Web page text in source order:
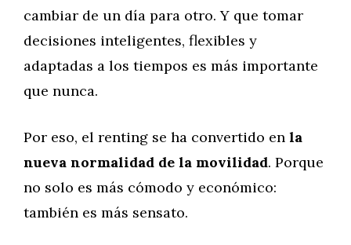
cambiar de un día para otro. Y que tomar
decisiones inteligentes, flexibles y
adaptadas a los tiempos es más importante
que nunca.
Por eso, el renting se ha convertido en la
nueva normalidad de la movilidad. Porque
no solo es más cómodo y económico:
también es más sensato.